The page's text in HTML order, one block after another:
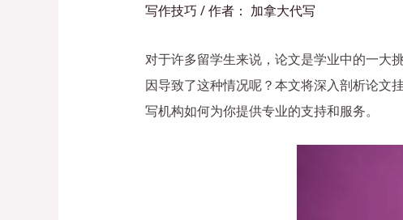
写作技巧 / 作者： 加拿大代写
对于许多留学生来说，论文是学业中的一大
因导致了这种情况呢？本文将深入剖析论文
写机构如何为你提供专业的支持和服务。